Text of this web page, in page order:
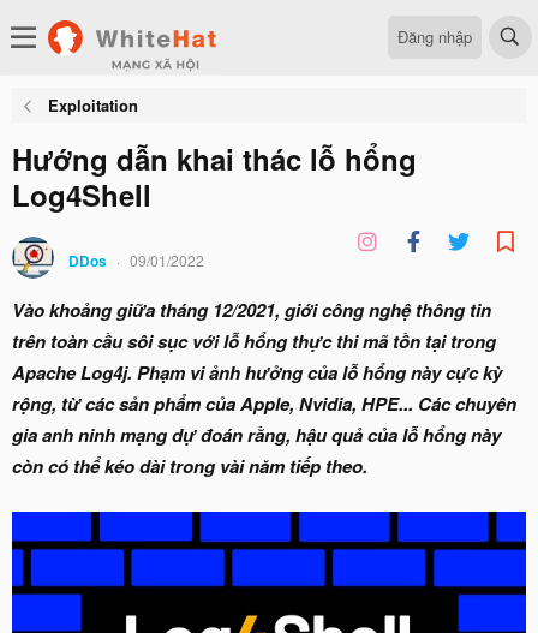
Đăng nhập
Exploitation
Hướng dẫn khai thác lỗ hổng
Log4Shell
DDos 09/01/2022
Vào khoảng giữa tháng 12/2021, giới công nghệ thông tin
trên toàn cầu sôi sục với lỗ hổng thực thi mã tồn tại trong
Apache Log4j. Phạm vi ảnh hưởng của lỗ hổng này cực kỳ
rộng, từ các sản phẩm của Apple, Nvidia, HPE... Các chuyên
gia anh ninh mạng dự đoán rằng, hậu quả của lỗ hổng này
còn có thể kéo dài trong vài năm tiếp theo.